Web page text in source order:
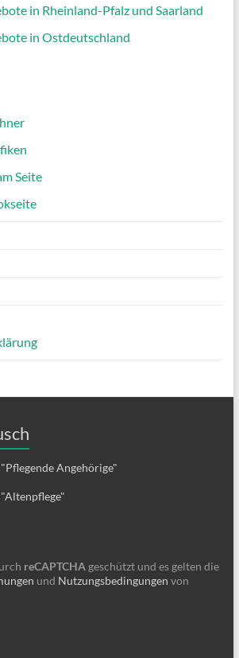
in Rheinland-Pfalz und Saarland
in Ostdeutschland
Seite
Angehörige"
reCAPTCHAgeschützt und es gelten die
und Nutzungsbedingungen von